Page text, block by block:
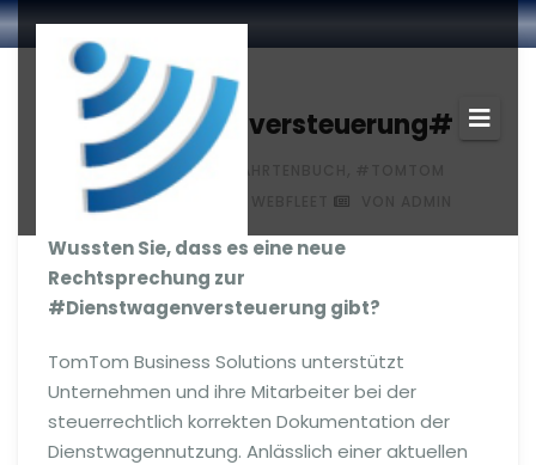
NEWS
#Dienstwagenversteuerung#
NOV. 26, 2013
REMOTE LINK,#TOMTOM WEBFLEET
Wussten Sie, dass es eine neue
Rechtsprechung zur
#Dienstwagenversteuerung gibt?
TomTom Business Solutions unterstützt
Unternehmen und ihre Mitarbeiter bei der
steuerrechtlich korrekten Dokumentation der
Dienstwagennutzung. Anlässlich einer aktuellen